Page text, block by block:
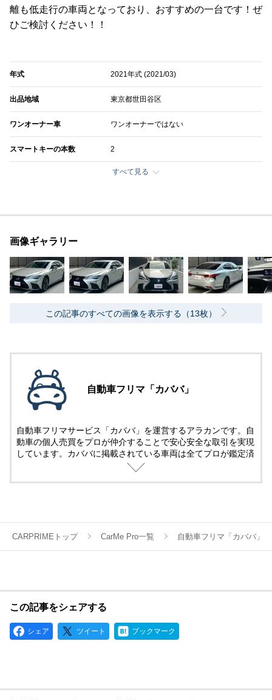
離も低走行の車両となっており、おすすめの一台です！ぜ
ひご検討ください！！
年式 2021年式 (2021/03)
出品地域 東京都世田谷区
ワンオーナー車 ワンオーナーではない
スマートキーの本数 2
すべて見る
画像ギャラリー
この記事のすべての画像を表示する（13枚）
自動車フリマ「カババ」
自動車フリマサービス「カババ」を運営するアラカンです。自
動車の個人売買をプロが仲介することで安心安全な取引を実現
しています。カババに掲載されている車両は全てプロが鑑定済
CARPRIMEトップ CarMe Pro一覧 自動車フリマ「カババ」
この記事をシェアする
シェア ツイート ブックマーク